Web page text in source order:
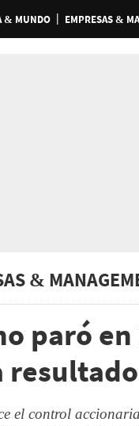
& MUNDO EMPRESAS &
&
paró en
el control